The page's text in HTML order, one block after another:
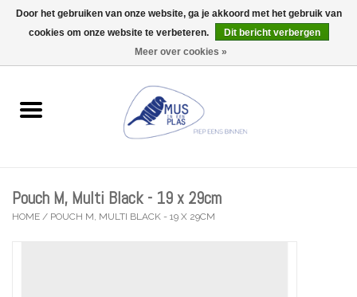
0 Artikelen - €0,00
Wenskaarten
Lifestyle
Pouch M, Multi Black - 19 x 29cm
HOME / POUCH M, MULTI BLACK - 19 X 29CM
Door het gebruiken van onze website, ga je akkoord met het gebruik van
cookies om onze website te verbeteren.
Dit bericht verbergen
Meer over cookies »
Wij zijn uitzonderlijk gesloten op Do 13/08